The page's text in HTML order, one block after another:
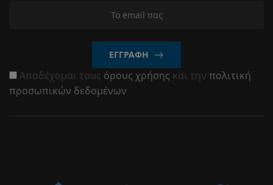
ΕΓΓΡΑΦΉ
Αποδέχομαι τους όρους χρήσης και την πολιτική
προσωπικών δεδομένων